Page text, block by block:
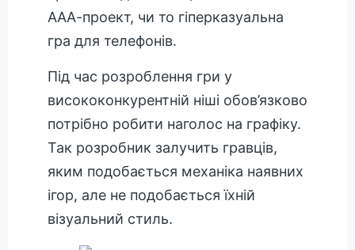
ААА-проект, чи то гіперказуальна
гра для телефонів.
Під час розроблення гри у
висококонкурентній ніші обов’язково
потрібно робити наголос на графіку.
Так розробник залучить гравців,
яким подобається механіка наявних
ігор, але не подобається їхній
візуальний стиль.